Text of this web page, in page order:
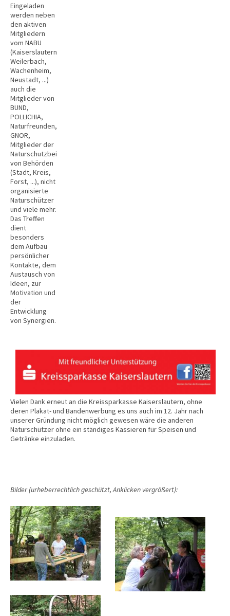
Eingeladen
werden neben
den aktiven
Mitgliedern
vom NABU
(Kaiserslautern,
Weilerbach,
Wachenheim,
Neustadt, ...)
auch die
Mitglieder von
BUND,
POLLICHIA,
Naturfreunden,
GNOR,
Mitglieder der
Naturschutzbeiräte,
von Behörden
(Stadt, Kreis,
Forst, ...), nicht
organisierte
Naturschützer
und viele mehr.
Das Treffen
dient
besonders
dem Aufbau
persönlicher
Kontakte, dem
Austausch von
Ideen, zur
Motivation und
der
Entwicklung
von Synergien.
Vielen Dank erneut an die Kreissparkasse Kaiserslautern, ohne
deren Plakat- und Bandenwerbung es uns auch im 12. Jahr nach
unserer Gründung nicht möglich gewesen wäre die anderen
Naturschützer ohne ein ständiges Kassieren für Speisen und
Getränke einzuladen.
Bilder (urheberrechtlich geschützt, Anklicken vergrößert):